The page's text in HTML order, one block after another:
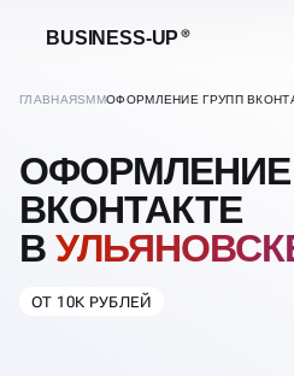
BUSINESS-UP
ГЛАВНАЯSMMОФОРМЛЕНИЕ ГРУПП
ОФОРМЛЕНИЕ
ВКОНТАКТЕ
В
ОТ 10К РУБЛЕЙ